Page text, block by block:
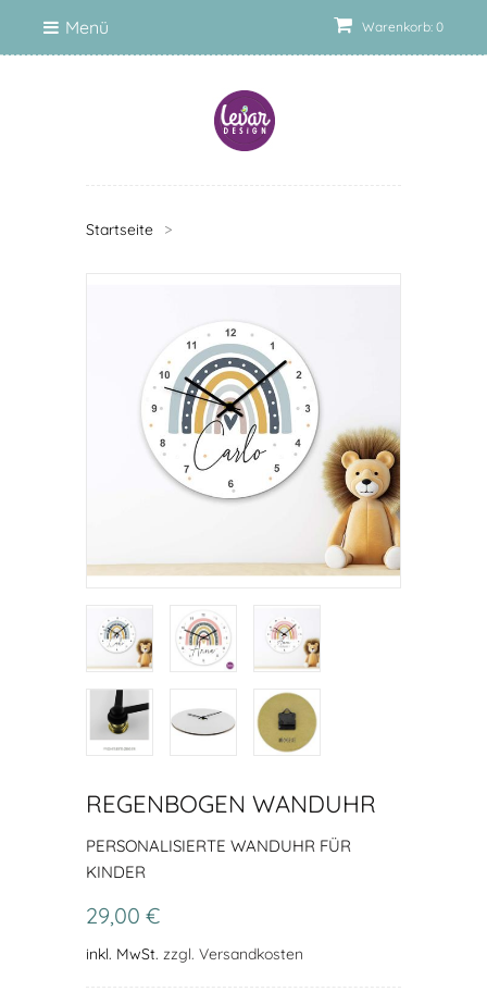
Warenkorb: 0
Menü
Startseite >
REGENBOGEN WANDUHR
PERSONALISIERTE WANDUHR FÜR
KINDER
29,00 €
inkl. MwSt. zzgl. Versandkosten